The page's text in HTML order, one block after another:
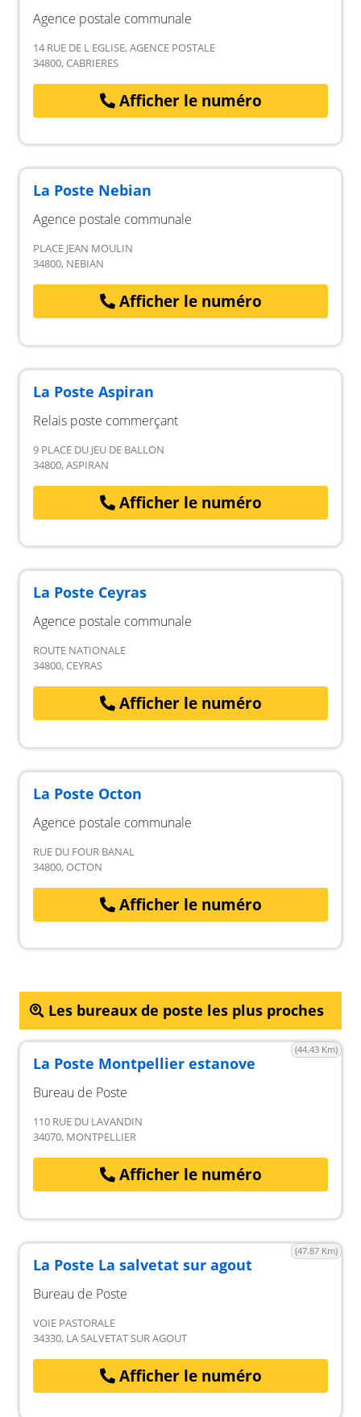
Agence postale communale
14 RUE DE L EGLISE, AGENCE POSTALE
34800, CABRIERES
Afficher le numéro
La Poste Nebian
Agence postale communale
PLACE JEAN MOULIN
34800, NEBIAN
Afficher le numéro
La Poste Aspiran
Relais poste commerçant
9 PLACE DU JEU DE BALLON
34800, ASPIRAN
Afficher le numéro
La Poste Ceyras
Agence postale communale
ROUTE NATIONALE
34800, CEYRAS
Afficher le numéro
La Poste Octon
Agence postale communale
RUE DU FOUR BANAL
34800, OCTON
Afficher le numéro
Les bureaux de poste les plus proches
(44.43 Km)
La Poste Montpellier estanove
Bureau de Poste
110 RUE DU LAVANDIN
34070, MONTPELLIER
Afficher le numéro
(47.87 Km)
La Poste La salvetat sur agout
Bureau de Poste
VOIE PASTORALE
34330, LA SALVETAT SUR AGOUT
Afficher le numéro